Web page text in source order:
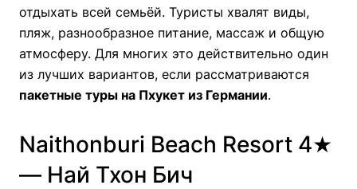
отдыхать всей семьёй. Туристы хвалят виды,
пляж, разнообразное питание, массаж и общую
атмосферу. Для многих это действительно один
из лучших вариантов, если рассматриваются
пакетные туры на Пхукет из Германии.
Naithonburi Beach Resort 4★
— Най Тхон Бич